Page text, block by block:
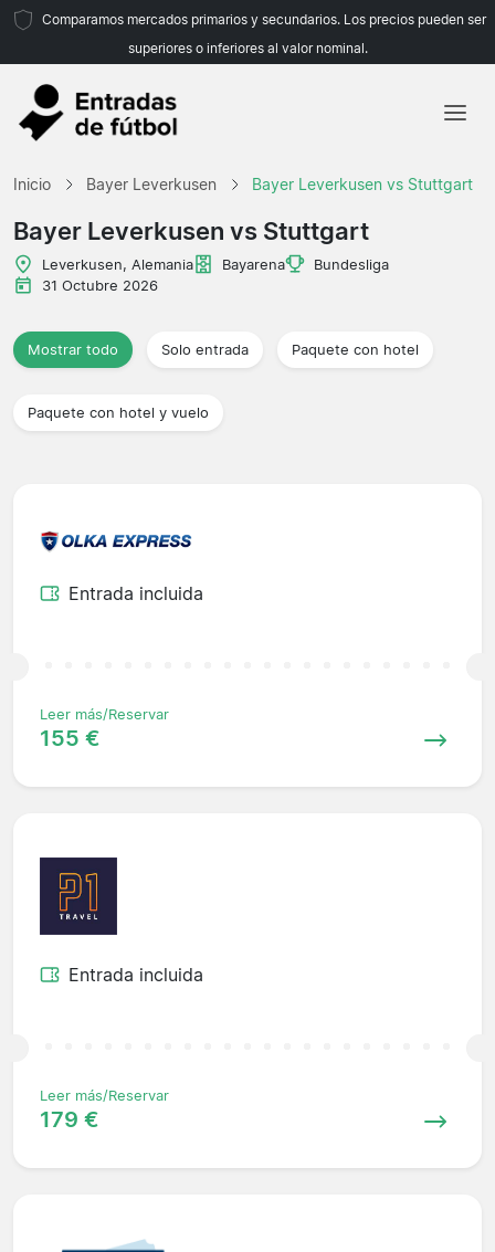
Comparamos mercados primarios y secundarios. Los precios pueden ser
superiores o inferiores al valor nominal.
Inicio Bayer Leverkusen Bayer Leverkusen vs Stuttgart
Bayer Leverkusen vs Stuttgart
Leverkusen, Alemania Bayarena
Bundesliga
31 Octubre 2026
Mostrar todo Solo entrada Paquete con hotel
Paquete con hotel y vuelo
Entrada incluida
Leer más/Reservar
155 €
Entrada incluida
Leer más/Reservar
179 €